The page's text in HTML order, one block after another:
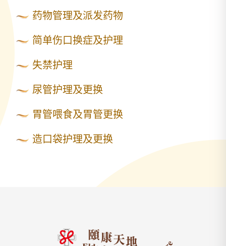
药物管理及派发药物
简单伤口换症及护理
失禁护理
尿管护理及更换
胃管喂食及胃管更换
造口袋护理及更换